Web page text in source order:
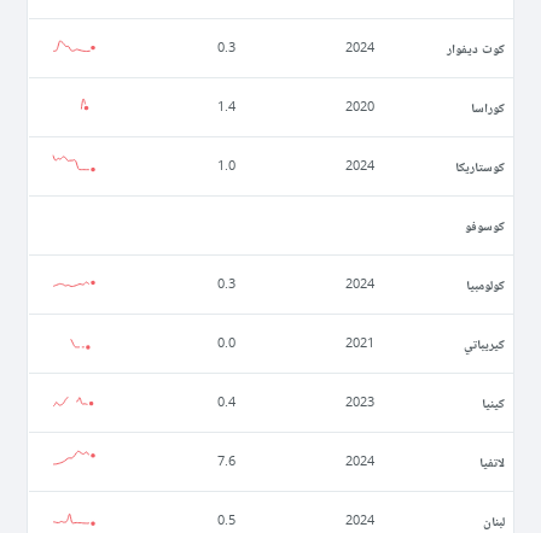
كوت ديفوار 2024
0.3
كوراسا 2020
1.4
كوستاريكا 2024
1.0
كوسوفو
كولومبيا 2024
0.3
كيريباتي 2021
0.0
كينيا 2023
0.4
لاتفيا 2024
7.6
لبنان 2024
0.5